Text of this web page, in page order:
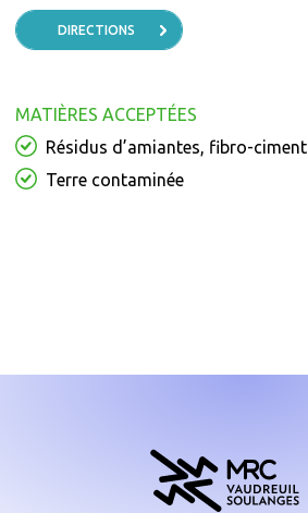
DIRECTIONS
MATIÈRES ACCEPTÉES
Résidus d’amiantes, fibro-ciment
Terre contaminée